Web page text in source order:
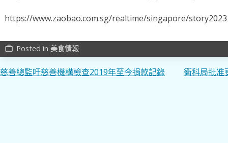
https://www.zaobao.com.sg/realtime/singapore/
work_outline Posted in 美食情報
文
慈善總監吁慈善機構檢查2019年至今捐款記錄 衛科局批准